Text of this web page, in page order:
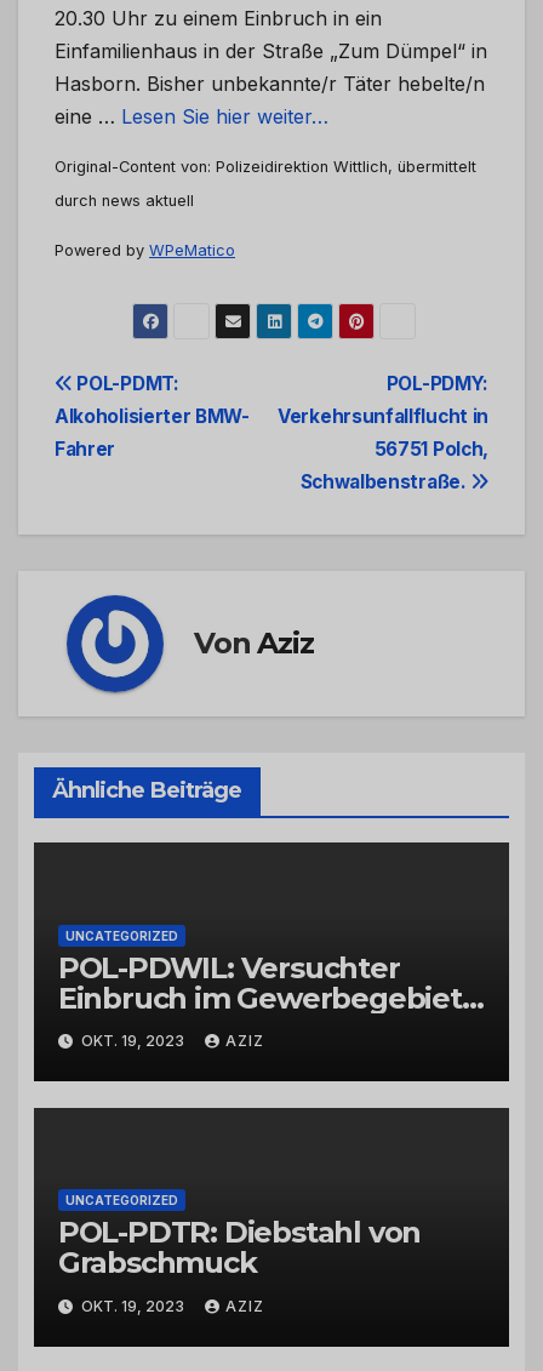
20.30 Uhr zu einem Einbruch in ein
Einfamilienhaus in der Straße „Zum Dümpel“ in
Hasborn. Bisher unbekannte/r Täter hebelte/n
eine … Lesen Sie hier weiter…
Original-Content von: Polizeidirektion Wittlich, übermittelt
durch news aktuell
Powered by WPeMatico
Beitrags-
Navigation
POL-PDMY:
Verkehrsunfallflucht in
56751 Polch,
Schwalbenstraße.
POL-PDMT:
Alkoholisierter BMW-
Fahrer
VonAziz
Ähnliche Beiträge
UNCATEGORIZED
POL-PDWIL: Versuchter
Einbruch im Gewerbegebiet
Wittlich
OKT. 19, 2023 AZIZ
UNCATEGORIZED
POL-PDTR: Diebstahl von
Grabschmuck
OKT. 19, 2023 AZIZ